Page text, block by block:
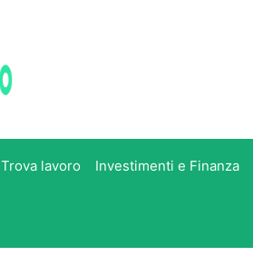
Trova lavoro Investimenti e Finanza